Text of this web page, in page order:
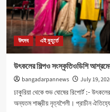
জীবন
বাঁচানোর
চাবিকাঠি।
উৎসব এই মুহূর্তে
উৎকলের শিল্পও সংস্কৃতিওডিশি
bangadarpannews July 19,
ঢাকুরিয়া থেকে শুভ ঘোষের রিপোর্ট :-
অন্যতম শাস্ত্রীয় নৃত্যশৈলী। প্রাচীন